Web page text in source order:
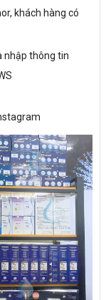
khách hàng có
nhập thông tin